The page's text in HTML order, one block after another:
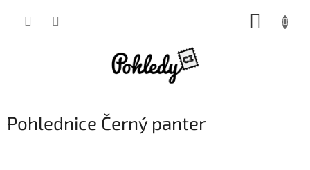
Pohlednice Černý panter